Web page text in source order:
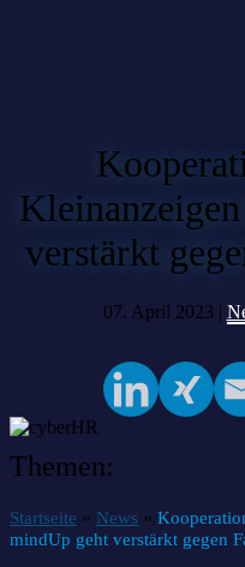
verstärkt
07. April 2023 |
Themen:
Startseite » News »
mindUp geht verstärkt gegen